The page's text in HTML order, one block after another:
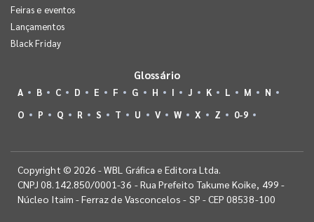
Feiras e eventos
Lançamentos
Black Friday
Glossário
A B C D E F G H I J K L M
N
O
P Q R S T U V W X Z 0-9
Copyright © 2026 - WBL Gráfica e Editora Ltda.
CNPJ 08.142.850/0001-36 - Rua Prefeito Takume Koike, 499 -
Núcleo Itaim - Ferraz de Vasconcelos - SP - CEP 08538-100